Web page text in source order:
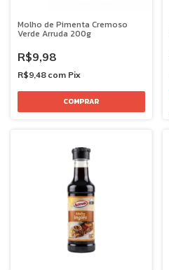
Molho de Pimenta Cremoso
Verde Arruda 200g
R$9,98
R$9,48 com Pix